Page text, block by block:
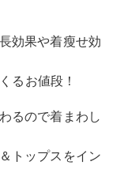
効果や着瘦せ効
るお値段！
るので着まわし
トップスをイン